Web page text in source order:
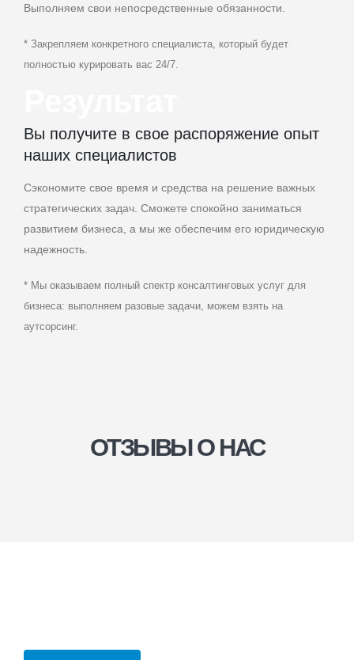
Выполняем свои непосредственные обязанности.
* Закрепляем конкретного специалиста, который будет
полностью курировать вас 24/7.
Вы получите в свое распоряжение опыт
наших специалистов
Сэкономите свое время и средства на решение важных
стратегических задач. Сможете спокойно заниматься
развитием бизнеса, а мы же обеспечим его юридическую
надежность.
* Мы оказываем полный спектр консалтинговых услуг для
бизнеса: выполняем разовые задачи, можем взять на
аутсорсинг.
ОТЗЫВЫ О НАС